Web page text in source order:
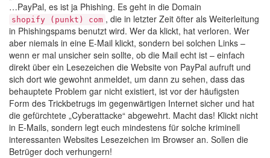
…PayPal, es ist ja Phishing. Es geht in die Domain
shopify (punkt) com , die in letzter Zeit öfter als Weiterleitung
in Phishingspams benutzt wird. Wer da klickt, hat verloren. Wer
aber niemals in eine E-Mail klickt, sondern bei solchen Links –
wenn er mal unsicher sein sollte, ob die Mail echt ist – einfach
direkt über ein Lesezeichen die Website von PayPal aufruft und
sich dort wie gewohnt anmeldet, um dann zu sehen, dass das
behauptete Problem gar nicht existiert, ist vor der häufigsten
Form des Trickbetrugs im gegenwärtigen Internet sicher und hat
die gefürchtete „Cyberattacke“ abgewehrt. Macht das! Klickt nicht
in E-Mails, sondern legt euch mindestens für solche kriminell
interessanten Websites Lesezeichen im Browser an. Sollen die
Betrüger doch verhungern!